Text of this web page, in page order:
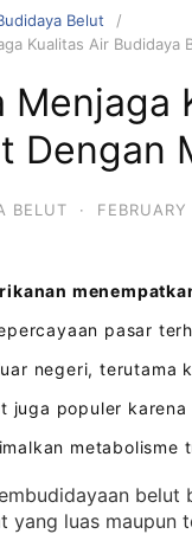
Belut
Kualitas Air Budidaya
Menjaga
Dengan
BELUT ·
pasar
negeri, terutama
juga populer karena
metabolisme
belut
yang luas maupun